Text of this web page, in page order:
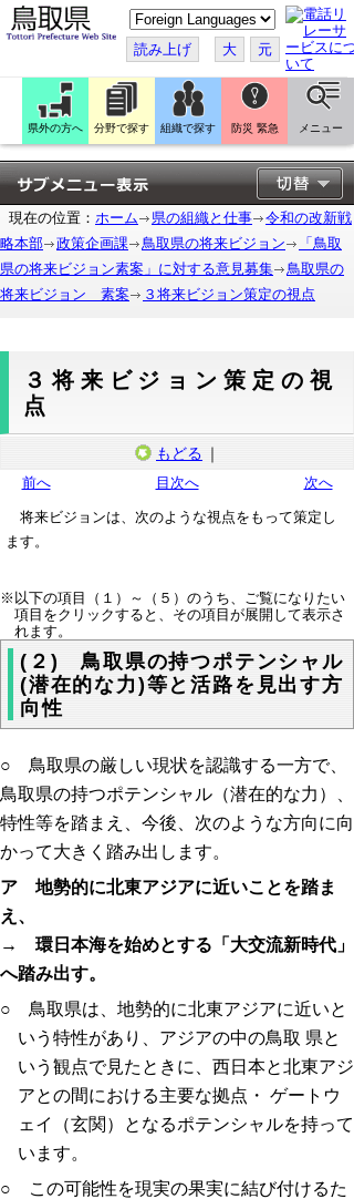
こ
の
ペ
ー
ジ
翻
訳
す
る
読み上げ 大 元
県外の方へ 分野で探す 組織で探す 防災 緊急 メニュー
現在の位置： ホーム 県の組織と仕事
令和の改新戦
略本部
政策企画課 鳥取県の将来ビジョン
「鳥取
県の将来ビジョン素案」に対する意見募集
鳥取県の
将来ビジョン 素案
３将来ビジョン策定の視点
３将来ビジョン策定の視
点
もどる ｜
前へ 目次へ 次へ
将来ビジョンは、次のような視点をもって策定し
ます。
※以下の項目（１）～（５）のうち、ご覧になりたい
項目をクリックすると、その項目が展開して表示さ
れます。
(２) 鳥取県の持つポテンシャル
(潜在的な力)等と活路を見出す方
向性
○ 鳥取県の厳しい現状を認識する一方で、
鳥取県の持つポテンシャル（潜在的な力）、
特性等を踏まえ、今後、次のような方向に向
かって大きく踏み出します。
ア 地勢的に北東アジアに近いことを踏ま
え、
→ 環日本海を始めとする「大交流新時代」
へ踏み出す。
○ 鳥取県は、地勢的に北東アジアに近いと
いう特性があり、アジアの中の鳥取 県と
いう観点で見たときに、西日本と北東アジ
アとの間における主要な拠点・ ゲートウ
ェイ（玄関）となるポテンシャルを持って
います。
○ この可能性を現実の果実に結び付けるた